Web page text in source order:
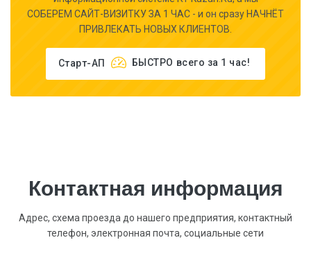
СОБЕРЕМ САЙТ-ВИЗИТКУ ЗА 1 ЧАС - и он сразу НАЧНЁТ
ПРИВЛЕКАТЬ НОВЫХ КЛИЕНТОВ.
Старт-АП БЫСТРО всего за 1 час!
Контактная информация
Адрес, схема проезда до нашего предприятия, контактный
телефон, электронная почта, социальные сети